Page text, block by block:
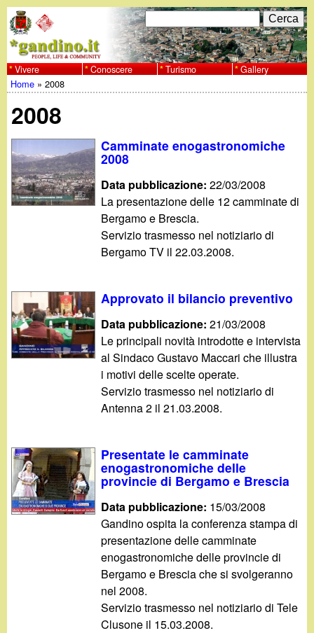
al
contenuto
w
w
w
.
g
d
i
.
i
t
F
o
r
d
r
i
c
r
c
a
C
e
r
c
Vivere Conoscere Turismo Gallery
Tu
sei
qui
Home »2008
2008
Camminate enogastronomiche
2008
Data pubblicazione:22/03/2008
La presentazione delle 12 camminate di
Bergamo e Brescia.
Servizio trasmesso nel notiziario di
Bergamo TV il 22.03.2008.
Approvato il bilancio preventivo
Data pubblicazione:21/03/2008
Le principali novità introdotte e intervista
al Sindaco Gustavo Maccari che illustra
i motivi delle scelte operate.
Servizio trasmesso nel notiziario di
Antenna 2 il 21.03.2008.
Presentate le camminate
enogastronomiche delle
provincie di Bergamo e Brescia
Data pubblicazione: 15/03/2008
Gandino ospita la conferenza stampa di
presentazione delle camminate
enogastronomiche delle provincie di
Bergamo e Brescia che si svolgeranno
nel 2008.
Servizio trasmesso nel notiziario di Tele
Clusone il 15.03.2008.